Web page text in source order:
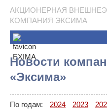
АКЦИОНЕРНАЯ
КОМПАНИЯ ЭКСИМА
Новости
«Эксима»
По годам: 2024 2023